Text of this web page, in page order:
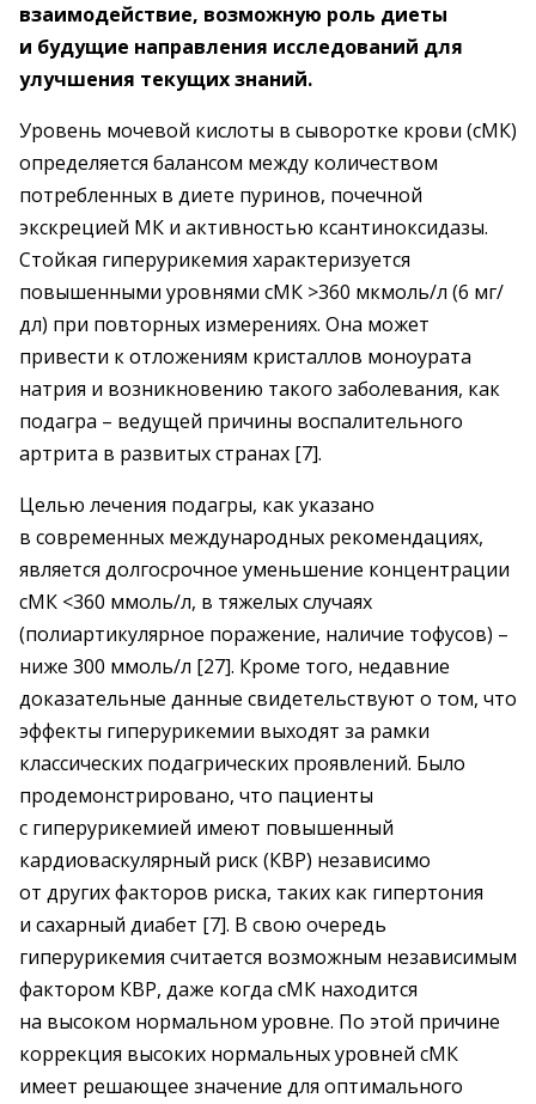
взаимодействие, возможную роль диеты
и будущие направления исследований для
улучшения текущих знаний.
Уровень мочевой кислоты в сыворотке крови (сМК)
определяется балансом между количеством
потребленных в диете пуринов, почечной
экскрецией МК и активностью ксантиноксидазы.
Стойкая гиперурикемия характеризуется
повышенными уровнями сМК >360 мкмоль/л (6 мг/
дл) при повторных измерениях. Она может
привести к отложениям кристаллов моноурата
натрия и возникновению такого заболевания, как
подагра – ​ведущей причины воспалительного
артрита в развитых странах [7].
Целью лечения подагры, как указано
в современных международных рекомендациях,
является долгосрочное уменьшение концентрации
сМК <360 ммоль/л, в тяжелых случаях
(полиартикулярное поражение, наличие тофусов) – ​
ниже 300 ммоль/л [27]. Кроме того, недавние
доказательные данные свидетельствуют о том, что
эффекты гиперурикемии выходят за рамки
классических подагрических проявлений. Было
продемонстрировано, что пациенты
с гиперурикемией имеют повышенный
кардиоваскулярный риск (КВР) независимо
от других факторов риска, таких как гипертония
и сахарный диабет [7]. В свою очередь
гиперурикемия считается возможным независимым
фактором КВР, даже когда сМК находится
на высоком нормальном уровне. По этой причине
коррекция высоких нормальных уровней сМК
имеет решающее значение для оптимального